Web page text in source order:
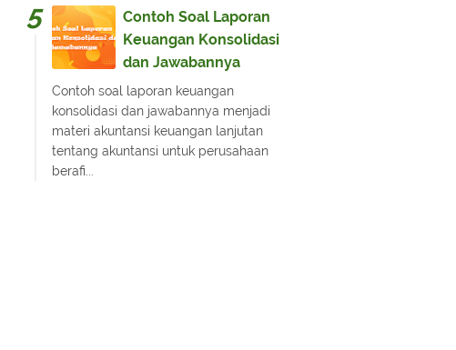
Contoh Soal Laporan
Keuangan Konsolidasi
dan Jawabannya
Contoh soal laporan keuangan
konsolidasi dan jawabannya menjadi
materi akuntansi keuangan lanjutan
tentang akuntansi untuk perusahaan
berafi...